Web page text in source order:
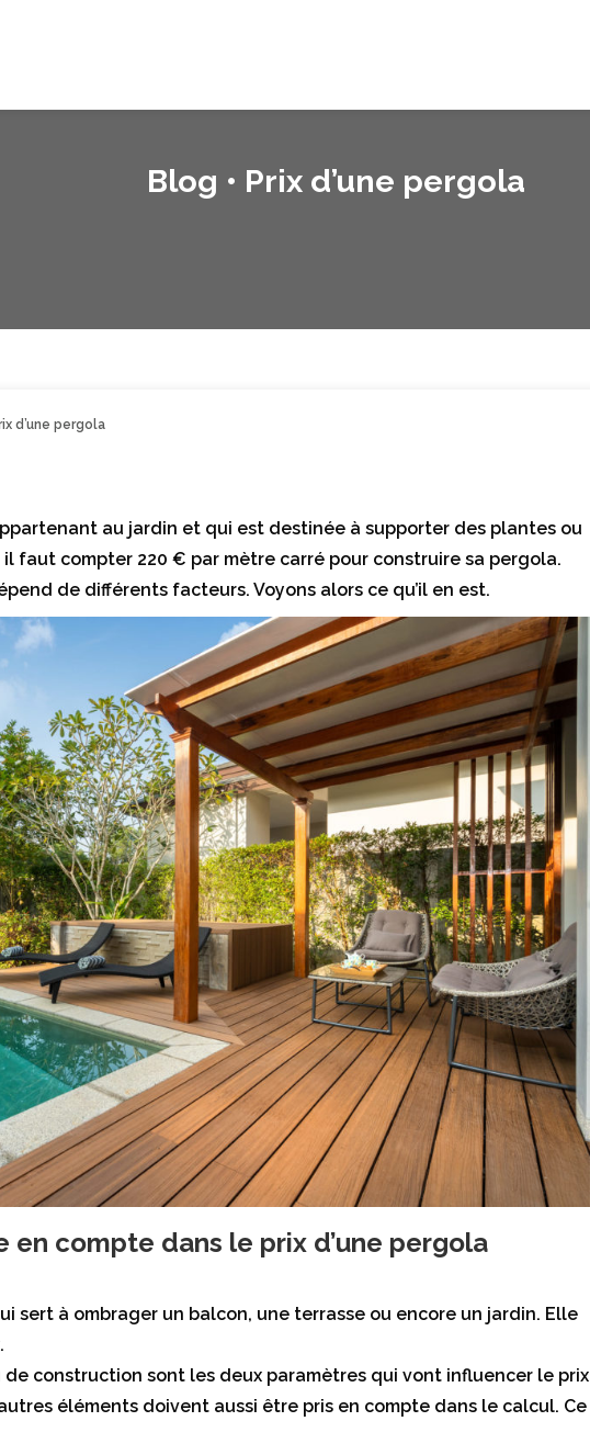
Blog • Prix d’une pergola
d’une pergola
au jardin et qui est destinée à supporter des plantes ou
il faut compter 220 € par mètre carré pour construire sa pergola.
de différents facteurs. Voyons alors ce qu’il en est.
en compte dans le prix d’une pergola
sert à ombrager un balcon, une terrasse ou encore un jardin. Elle
de construction sont les deux paramètres qui vont influencer le prix
éléments doivent aussi être pris en compte dans le calcul. Ce